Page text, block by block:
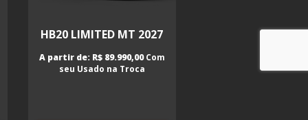
HB20 LIMITED MT 2027
A partir de: R$ 89.990,00Com
seu Usado na Troca